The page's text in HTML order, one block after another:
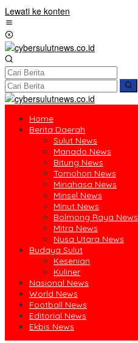
Lewati ke konten
Home
Berita Daerah
Sulut News
Manado News
Bitung News
Tomohon News
Minahasa News
Minsel News
Minut News
Bolmong Raya News
Mitra News
Nusa Utara News
Budaya Sulut
Kesenian
Kuliner
Nasional News
World News
Football News
Editorial News
Ekbis News